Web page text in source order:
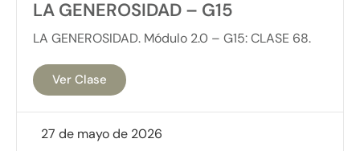
LA GENEROSIDAD – G15
LA GENEROSIDAD. Módulo 2.0 – G15: CLASE 68.
Ver Clase
27 de mayo de 2026